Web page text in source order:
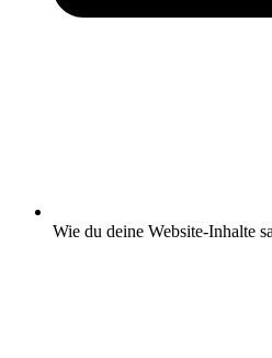
Wie du deine Website-Inhalte